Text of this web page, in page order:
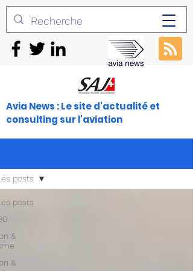
Avia News : Le site d'actualité et
consulting sur l'aviation
posts
&
&
posts